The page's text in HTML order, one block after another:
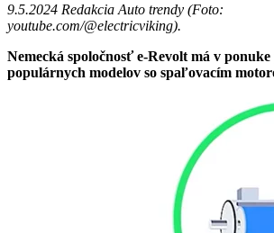
9.5.2024 Redakcia Auto trendy (Foto:
youtube.com/@electricviking).
Nemecká spoločnosť e-Revolt má v
populárnych modelov so spaľovacím